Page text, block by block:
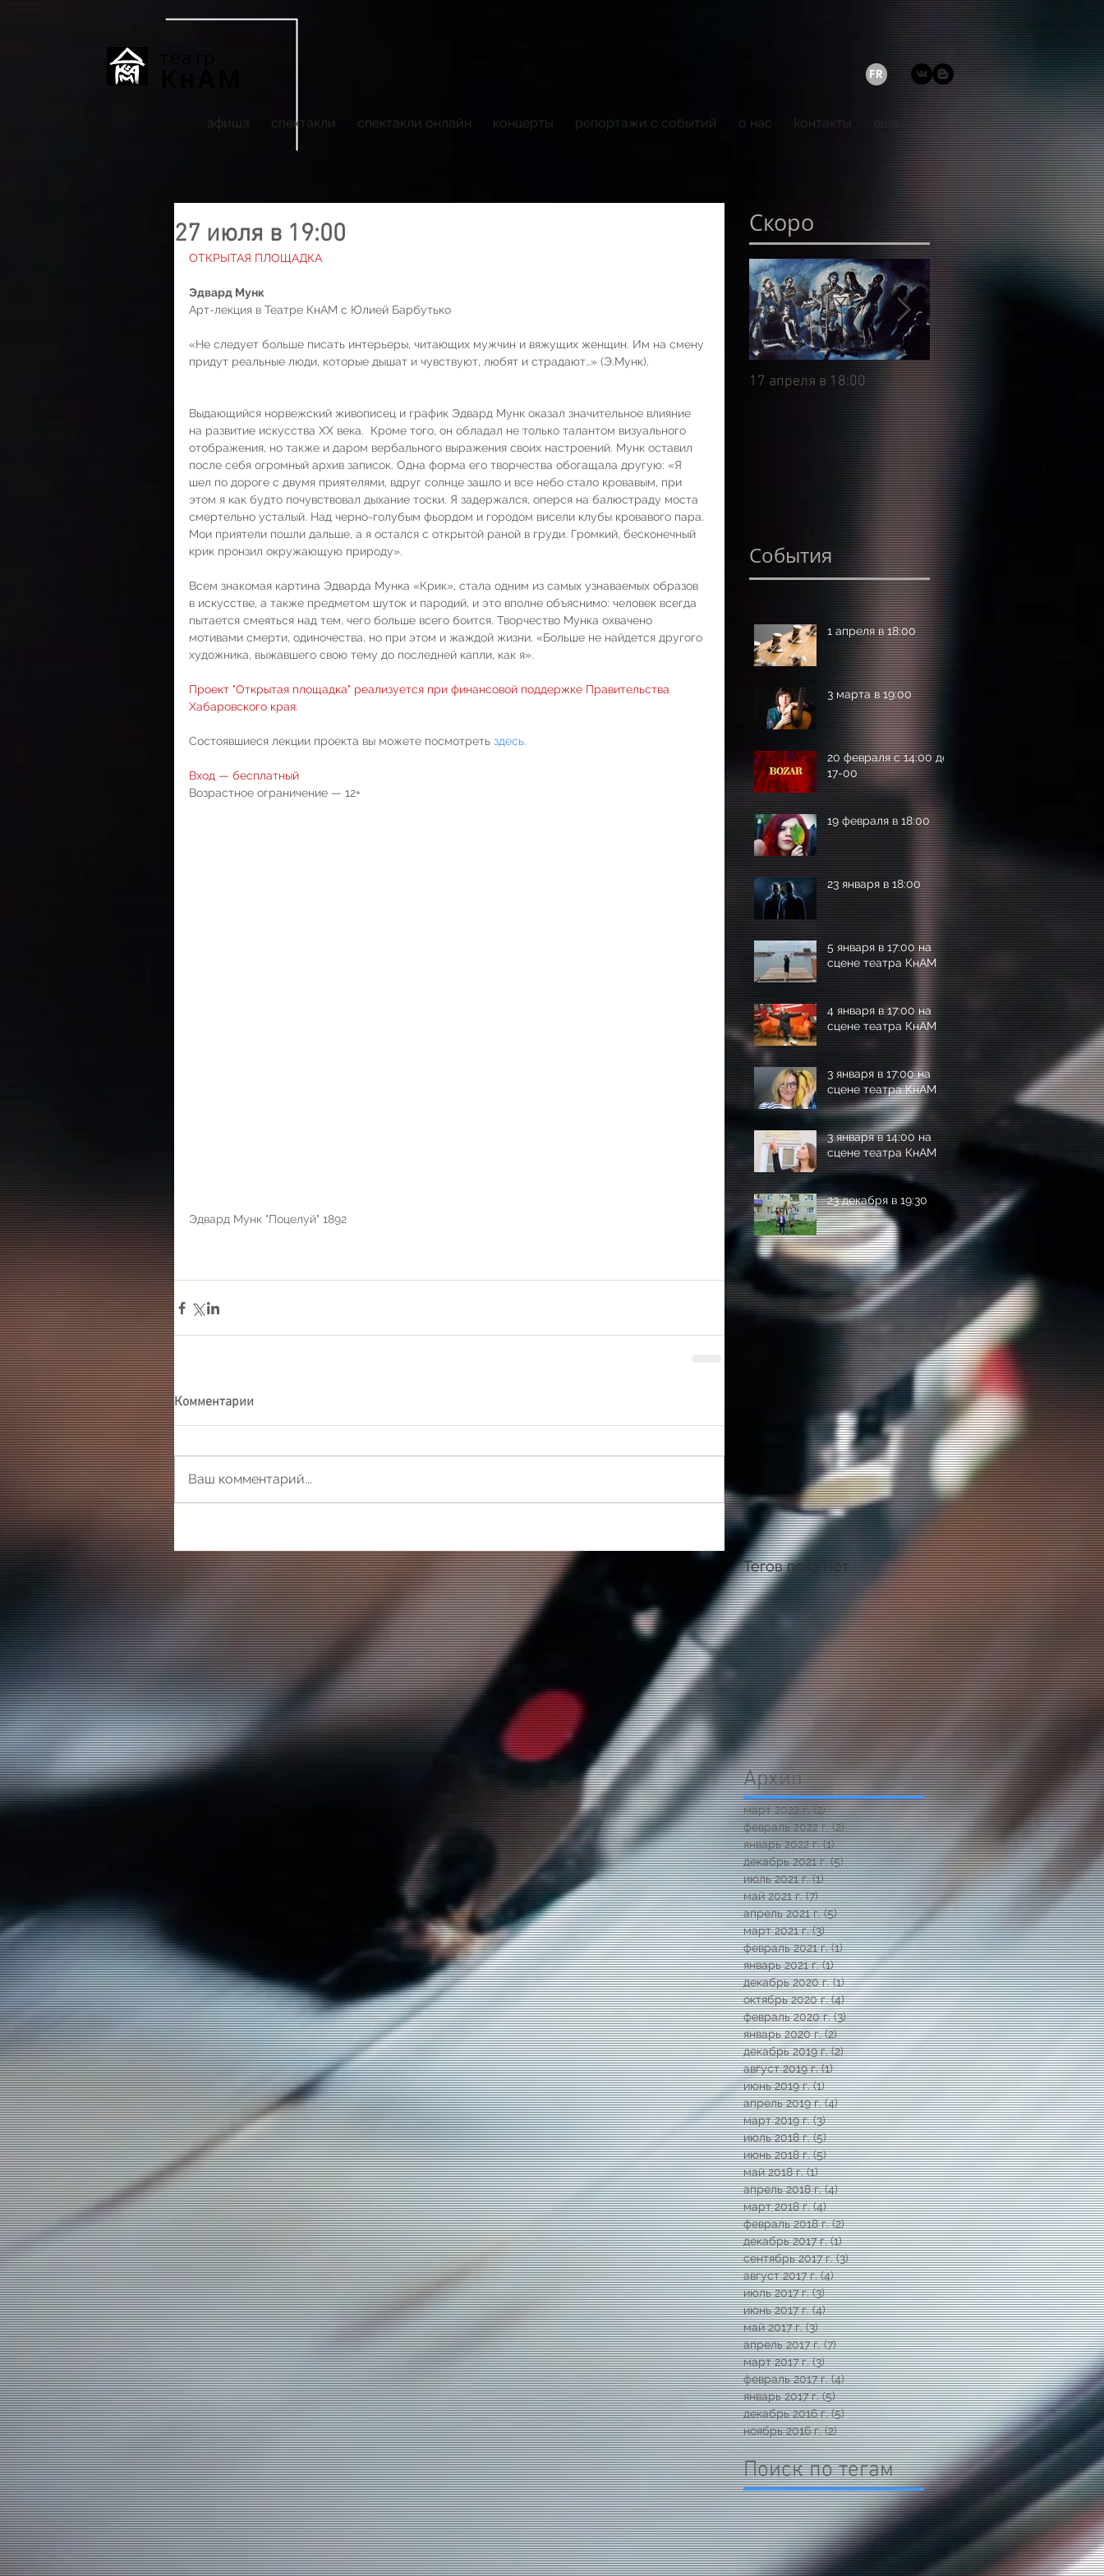
афиша спектакли спектакли онлайн концерты репортажи с событий о нас kонтакты еще
FR
27 июля в 19:00
ОТКРЫТАЯ ПЛОЩАДКА
Эдвард Мунк
Арт-лекция в Театре КнАМ с Юлией Барбутько
«Не следует больше писать интерьеры, читающих мужчин и вяжущих женщин. Им на смену
придут реальные люди, которые дышат и чувствуют, любят и страдают…» (Э.Мунк).
Выдающийся норвежский живописец и график Эдвард Мунк оказал значительное влияние
на развитие искусства XX века.  Кроме того, он обладал не только талантом визуального
отображения, но также и даром вербального выражения своих настроений. Мунк оставил
после себя огромный архив записок. Одна форма его творчества обогащала другую: «Я
шел по дороге с двумя приятелями, вдруг солнце зашло и все небо стало кровавым, при
этом я как будто почувствовал дыхание тоски. Я задержался, оперся на балюстраду моста
смертельно усталый. Над черно-голубым фьордом и городом висели клубы кровавого пара.
Мои приятели пошли дальше, а я остался с открытой раной в груди. Громкий, бесконечный
крик пронзил окружающую природу».
Всем знакомая картина Эдварда Мунка «Крик», стала одним из самых узнаваемых образов
в искусстве, а также предметом шуток и пародий, и это вполне объяснимо: человек всегда
пытается смеяться над тем, чего больше всего боится. Творчество Мунка охвачено
мотивами смерти, одиночества, но при этом и жаждой жизни. «Больше не найдется другого
художника, выжавшего свою тему до последней капли, как я».
Проект "Открытая площадка" реализуется при финансовой поддержке Правительства
Хабаровского края.
Состоявшиеся лекции проекта вы можете посмотреть здесь.
Вход — бесплатный
Возрастное ограничение — 12+
Эдвард Мунк "Поцелуй" 1892
Комментарии
Ваш комментарий...
Скоро
17 апреля в 18:00 9 марта в 18:00
События
1 апреля в 18:00
3 марта в 19:00
20 февраля с 14:00 до
17-00
19 февраля в 18:00
23 января в 18:00
5 января в 17:00 на
сцене театра КнАМ
4 января в 17:00 на
сцене театра КнАМ
3 января в 17:00 на
сцене театра КнАМ
3 января в 14:00 на
сцене театра КнАМ
23 декабря в 19:30
Тегов пока нет.
Архив
март 2022 г. (2)2 поста
февраль 2022 г. (2)2 поста
январь 2022 г. (1)1 пост
декабрь 2021 г. (5)5 постов
июль 2021 г. (1)1 пост
май 2021 г. (7)7 постов
апрель 2021 г. (5)5 постов
март 2021 г. (3)3 поста
февраль 2021 г. (1)1 пост
январь 2021 г. (1)1 пост
декабрь 2020 г. (1)1 пост
октябрь 2020 г. (4)4 поста
февраль 2020 г. (3)3 поста
январь 2020 г. (2)2 поста
декабрь 2019 г. (2)2 поста
август 2019 г. (1)1 пост
июнь 2019 г. (1)1 пост
апрель 2019 г. (4)4 поста
март 2019 г. (3)3 поста
июль 2018 г. (5)5 постов
июнь 2018 г. (5)5 постов
май 2018 г. (1)1 пост
апрель 2018 г. (4)4 поста
март 2018 г. (4)4 поста
февраль 2018 г. (2)2 поста
декабрь 2017 г. (1)1 пост
сентябрь 2017 г. (3)3 поста
август 2017 г. (4)4 поста
июль 2017 г. (3)3 поста
июнь 2017 г. (4)4 поста
май 2017 г. (3)3 поста
апрель 2017 г. (7)7 постов
март 2017 г. (3)3 поста
февраль 2017 г. (4)4 поста
январь 2017 г. (5)5 постов
декабрь 2016 г. (5)5 постов
ноябрь 2016 г. (2)2 поста
Поиск по тегам